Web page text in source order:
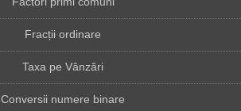
Fracții ordinare
Taxa pe Vânzări
Conversii numere binare